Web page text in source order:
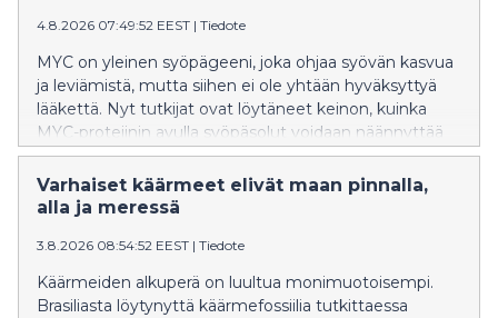
4.8.2026 07:49:52 EEST | Tiedote
MYC on yleinen syöpägeeni, joka ohjaa syövän kasvua
ja leviämistä, mutta siihen ei ole yhtään hyväksyttyä
lääkettä. Nyt tutkijat ovat löytäneet keinon, kuinka
MYC-proteiinin avulla syöpäsolut voidaan näännyttää
nälkään.
Varhaiset käärmeet elivät maan pinnalla,
alla ja meressä
3.8.2026 08:54:52 EEST | Tiedote
Käärmeiden alkuperä on luultua monimuotoisempi.
Brasiliasta löytynyttä käärmefossiilia tutkittaessa